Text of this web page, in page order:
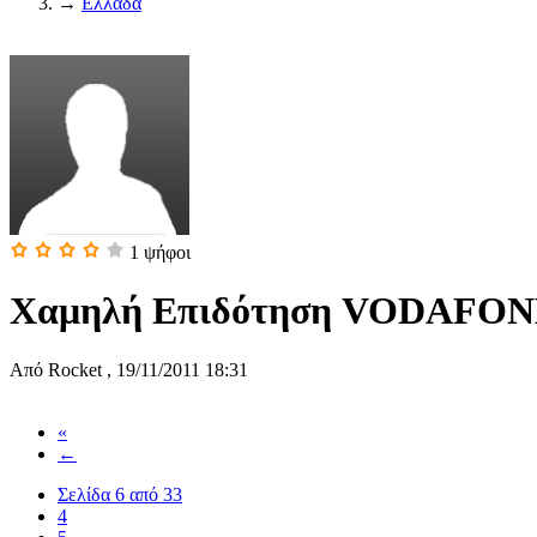
1 ψήφοι
Χαμηλή Επιδότηση
Από Rocket , 19/11/2011 18:31
«
←
Σελίδα 6 από 33
4